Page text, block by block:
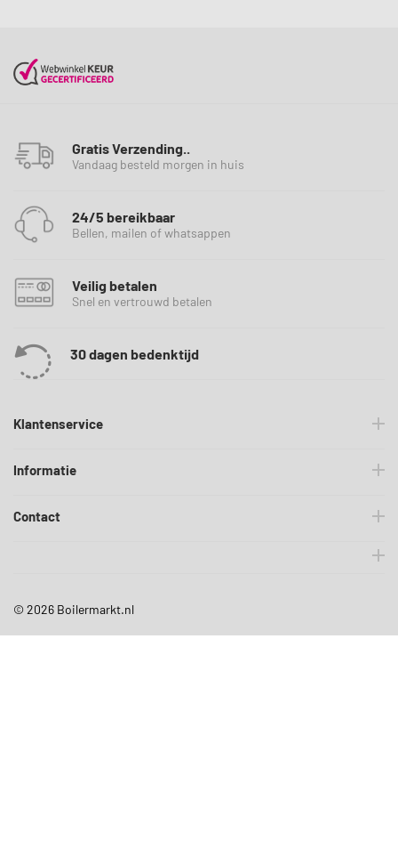
Gratis Verzending..
Vandaag besteld morgen in huis
24/5 bereikbaar
Bellen, mailen of whatsappen
Veilig betalen
Snel en vertrouwd betalen
30 dagen bedenktijd
Klantenservice
Informatie
Contact
© 2026 Boilermarkt.nl